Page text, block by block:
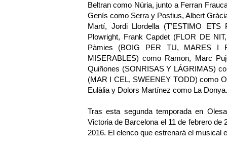
Beltran como Núria, junto a Ferran
Genís como Serra y Postius, Albert
Martí, Jordi Llordella (T’ESTIMO
Plowright, Frank Capdet (FLOR DE
Pàmies (BOIG PER TU, MARES I
MISERABLES) como Ramon, Marc
Quiñones (SONRISAS Y LÁGRIMAS)
(MAR I CEL, SWEENEY TODD) como
Eulàlia y Dolors Martínez como La Donya.
Tras esta segunda temporada en
Victoria de Barcelona el 11 de febrero
2016. El elenco que estrenará el musical